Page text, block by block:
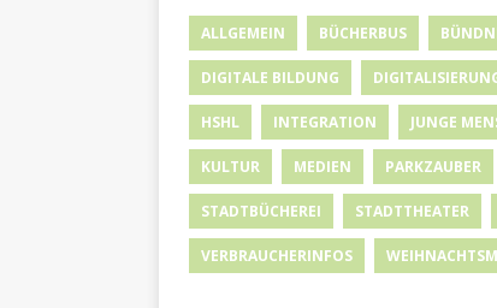
ALLGEMEIN BÜCHERBUS
DIGITALE BILDUNG
HSHL INTEGRATION JUNGE
KULTUR MEDIEN PARKZAUBER
STADTBÜCHEREI STADTTHEATER
VERBRAUCHERINFOS